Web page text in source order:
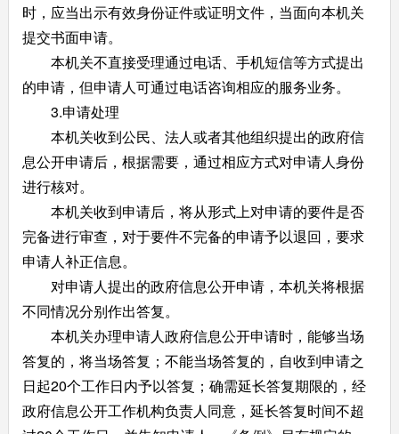
时，应当出示有效身份证件或证明文件，当面向本机关
提交书面申请。
本机关不直接受理通过电话、手机短信等方式提出
的申请，但申请人可通过电话咨询相应的服务业务。
3.申请处理
本机关收到公民、法人或者其他组织提出的政府信
息公开申请后，根据需要，通过相应方式对申请人身份
进行核对。
本机关收到申请后，将从形式上对申请的要件是否
完备进行审查，对于要件不完备的申请予以退回，要求
申请人补正信息。
对申请人提出的政府信息公开申请，本机关将根据
不同情况分别作出答复。
本机关办理申请人政府信息公开申请时，能够当场
答复的，将当场答复；不能当场答复的，自收到申请之
日起20个工作日内予以答复；确需延长答复期限的，经
政府信息公开工作机构负责人同意，延长答复时间不超